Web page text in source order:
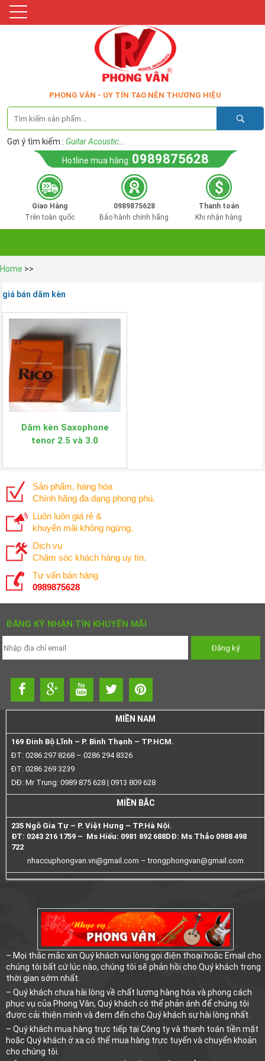
PHONG VÂN - UY TÍN TẠO NÊN THƯƠNG HIỆU
Gợi ý tìm kiếm : Guitar Acoustic
Hotline mua hàng: 0989875628
Giao Hàng
Trên toàn quốc
0989875628
Bảo hành chính hãng
Thanh toán
Khi nhận hàng
Home >>
giá bán dăm kèn
Dăm kèn Saxophone
tenor 2.5 và 3.0
Sản phẩm, hàng hóa
Chính hãng đa dạng phong phú.
Luôn luôn giá rẻ &
khuyến mãi không ngừng.
Dịch vụ
Chăm sóc khách hàng uy tín.
Tư vấn bán hàng
0989875628
ĐĂNG KÝ NHẬN TIN KHUYẾN MÃI
MIỀN NAM
169 Đinh Bộ Lĩnh – P. Bình Thạnh – TP.HCM.
ĐT: 0286 297 8268 – 0286 294 8326
ĐT: 0286 269 3239
DĐ: Mr Trung: 0989 875 628 | 0913 809 628
MIỀN BẮC
235 Ngô Gia Tự – P. Việt Hưng – TP.Hà Nội.
ĐT: 0243 216 1759 – Ms Hiếu: 0981 892 688DĐ: Ms Thảo 0988 498
722
nhaccuphongvan.vn@gmail.com –trongphongvan@gmail.com
– Mọi thắc mắc xin Quý khách vui lòng gọi điện thoại hoặc Email cho
chúng tôi bất cứ lúc nào, chúng tôi sẽ phản hồi cho Quý khách trong
thời gian sớm nhất.
– Quý khách chưa hài lòng về chất lượng hàng hóa và phong cách
phục vụ của Phong Vân, Quý khách có thể phản ánh để chúng tôi
được cải thiện mình và đem đến cho Quý khách sự hài lòng nhất.
– Quý khách mua hàng trực tiếp tại Công ty và thanh toán tiền mặt
hoặc Quý khách ở xa có thể mua hàng trực tuyến và chuyển khoản
cho chúng tôi.